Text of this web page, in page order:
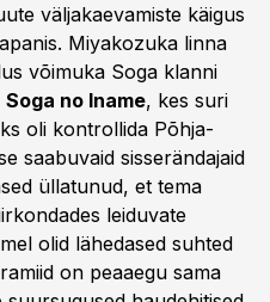
väljakaevamiste käigus
Miyakozuka linna
võimuka Soga klanni
Soga no Iname, kes suri
oli kontrollida Põhja-
saabuvaid sisserändajaid
üllatunud, et tema
leiduvate
olid lähedased suhted
on peaaegu sama